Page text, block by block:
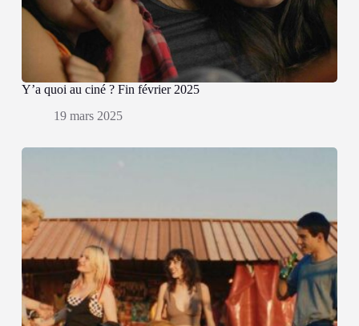
Y’a quoi au ciné ? Fin février 2025
19 mars 2025